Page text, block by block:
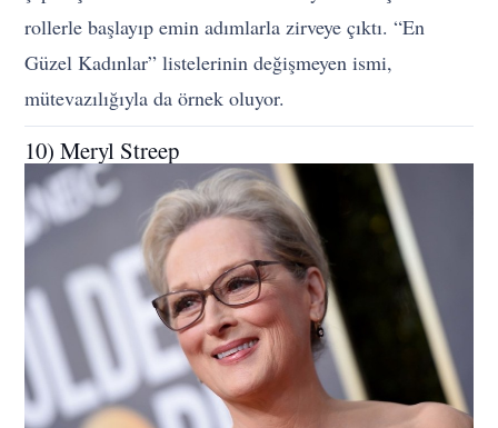
rollerle başlayıp emin adımlarla zirveye çıktı. “En
Güzel Kadınlar” listelerinin değişmeyen ismi,
mütevazılığıyla da örnek oluyor.
10) Meryl Streep